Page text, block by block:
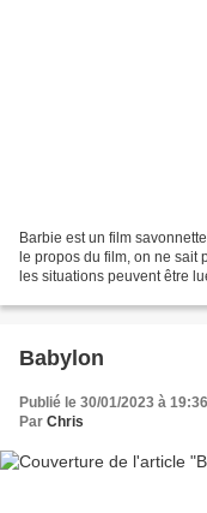
Barbie est un film
le propos du film, on ne sait
les situations peuvent être
Babylon
Publié le 30/01/2023 à 19:36
Par Chris